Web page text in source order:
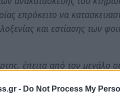
- Do Not Process My
επρόκειτο να
και εστίασης των
έπειτα από τον μεγάλο
ερειπιώδη κατάσταση για
κτηρίου είχε